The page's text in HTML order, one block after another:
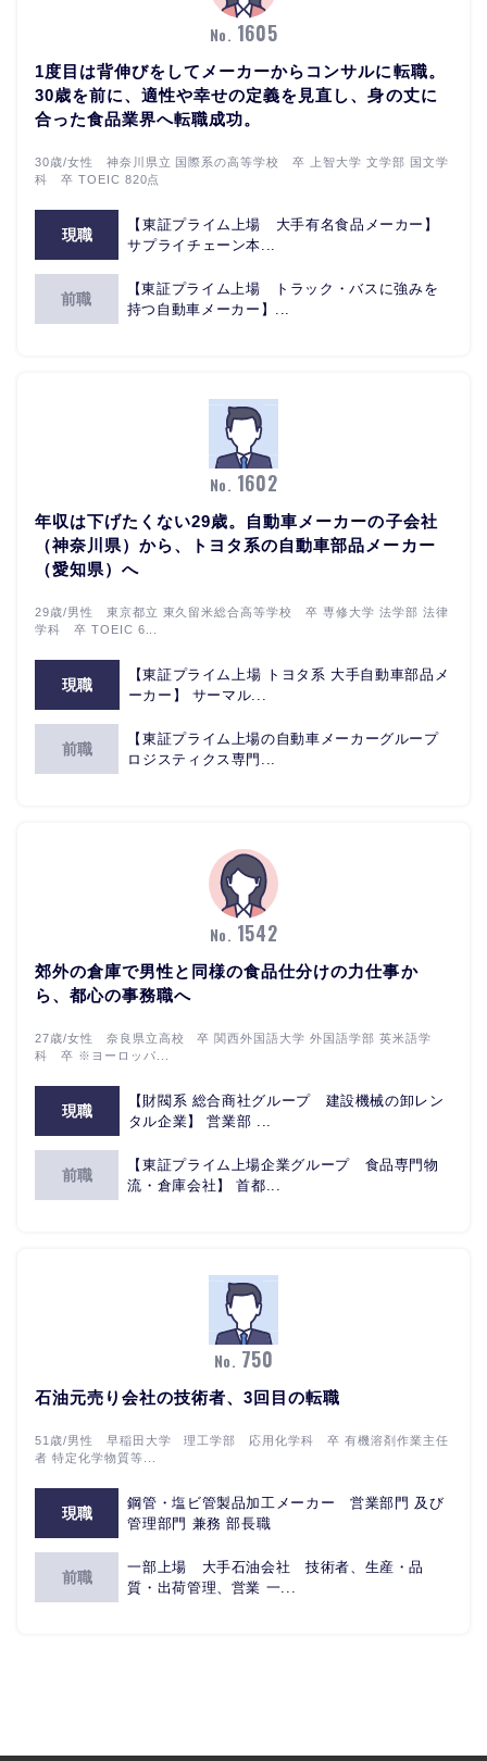
No. 1605
1度目は背伸びをしてメーカーからコンサルに転職。
30歳を前に、適性や幸せの定義を見直し、身の丈に
合った食品業界へ転職成功。
30歳/女性 神奈川県立 国際系の高等学校 卒 上智大学 文学部 国文学
科 卒 TOEIC 820点
現職
【東証プライム上場 大手有名食品メーカー】
サプライチェーン本...
前職
【東証プライム上場 トラック・バスに強みを
持つ自動車メーカー】...
No. 1602
年収は下げたくない29歳。自動車メーカーの子会社
（神奈川県）から、トヨタ系の自動車部品メーカー
（愛知県）へ
29歳/男性 東京都立 東久留米総合高等学校 卒 専修大学 法学部 法律
学科 卒 TOEIC 6...
現職
【東証プライム上場 トヨタ系 大手自動車部品メ
ーカー】 サーマル...
前職
【東証プライム上場の自動車メーカーグループ
ロジスティクス専門...
No. 1542
郊外の倉庫で男性と同様の食品仕分けの力仕事か
ら、都心の事務職へ
27歳/女性 奈良県立高校 卒 関西外国語大学 外国語学部 英米語学
科 卒 ※ヨーロッパ...
現職
【財閥系 総合商社グループ 建設機械の卸レン
タル企業】 営業部 ...
前職
【東証プライム上場企業グループ 食品専門物
流・倉庫会社】 首都...
No. 750
石油元売り会社の技術者、3回目の転職
51歳/男性 早稲田大学 理工学部 応用化学科 卒 有機溶剤作業主任
者 特定化学物質等...
現職
鋼管・塩ビ管製品加工メーカー 営業部門 及び
管理部門 兼務 部長職
前職
一部上場 大手石油会社 技術者、生産・品
質・出荷管理、営業 一...